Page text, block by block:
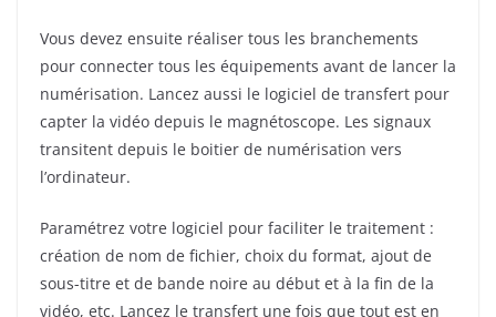
Vous devez ensuite réaliser tous les branchements
pour connecter tous les équipements avant de lancer la
numérisation. Lancez aussi le logiciel de transfert pour
capter la vidéo depuis le magnétoscope. Les signaux
transitent depuis le boitier de numérisation vers
l’ordinateur.
Paramétrez votre logiciel pour faciliter le traitement :
création de nom de fichier, choix du format, ajout de
sous-titre et de bande noire au début et à la fin de la
vidéo, etc. Lancez le transfert une fois que tout est en